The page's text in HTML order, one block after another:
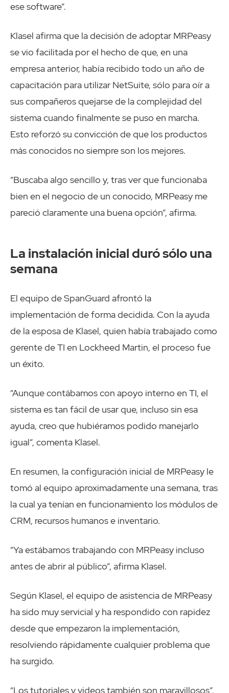
ese software”.
Klasel afirma que la decisión de adoptar MRPeasy
se vio facilitada por el hecho de que, en una
empresa anterior, había recibido todo un año de
capacitación para utilizar NetSuite, sólo para oír a
sus compañeros quejarse de la complejidad del
sistema cuando finalmente se puso en marcha.
Esto reforzó su convicción de que los productos
más conocidos no siempre son los mejores.
“Buscaba algo sencillo y, tras ver que funcionaba
bien en el negocio de un conocido, MRPeasy me
pareció claramente una buena opción”, afirma.
La instalación inicial duró sólo una
semana
El equipo de SpanGuard afrontó la
implementación de forma decidida. Con la ayuda
de la esposa de Klasel, quien había trabajado como
gerente de TI en Lockheed Martin, el proceso fue
un éxito.
“Aunque contábamos con apoyo interno en TI, el
sistema es tan fácil de usar que, incluso sin esa
ayuda, creo que hubiéramos podido manejarlo
igual”, comenta Klasel.
En resumen, la configuración inicial de MRPeasy le
tomó al equipo aproximadamente una semana, tras
la cual ya tenían en funcionamiento los módulos de
CRM, recursos humanos e inventario.
“Ya estábamos trabajando con MRPeasy incluso
antes de abrir al público”, afirma Klasel.
Según Klasel, el equipo de asistencia de MRPeasy
ha sido muy servicial y ha respondido con rapidez
desde que empezaron la implementación,
resolviendo rápidamente cualquier problema que
ha surgido.
“Los tutoriales y videos también son maravillosos”,